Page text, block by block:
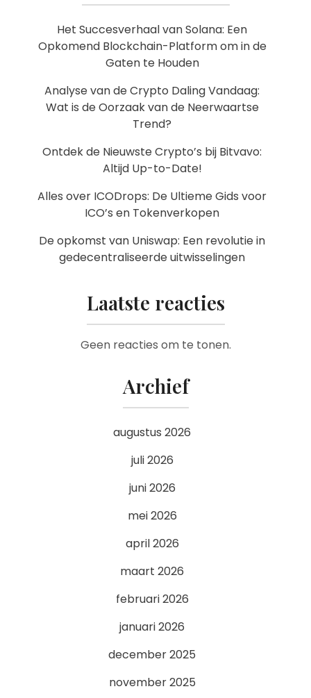
Het Succesverhaal van Solana: Een
Opkomend Blockchain-Platform om in de
Gaten te Houden
Analyse van de Crypto Daling Vandaag:
Wat is de Oorzaak van de Neerwaartse
Trend?
Ontdek de Nieuwste Crypto’s bij Bitvavo:
Altijd Up-to-Date!
Alles over ICODrops: De Ultieme Gids voor
ICO’s en Tokenverkopen
De opkomst van Uniswap: Een revolutie in
gedecentraliseerde uitwisselingen
Laatste reacties
Geen reacties om te tonen.
Archief
augustus 2026
juli 2026
juni 2026
mei 2026
april 2026
maart 2026
februari 2026
januari 2026
december 2025
november 2025